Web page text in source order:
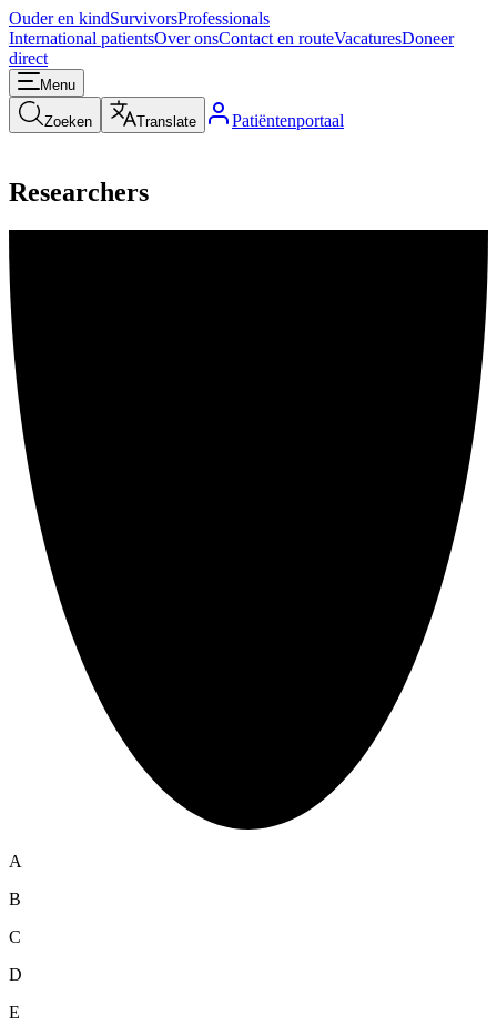
Ouder en kindSurvivorsProfessionals
International patientsOver onsContact en routeVacaturesDoneer
direct
Menu
Zoeken Translate Patiëntenportaal
Researchers
A
B
C
D
E